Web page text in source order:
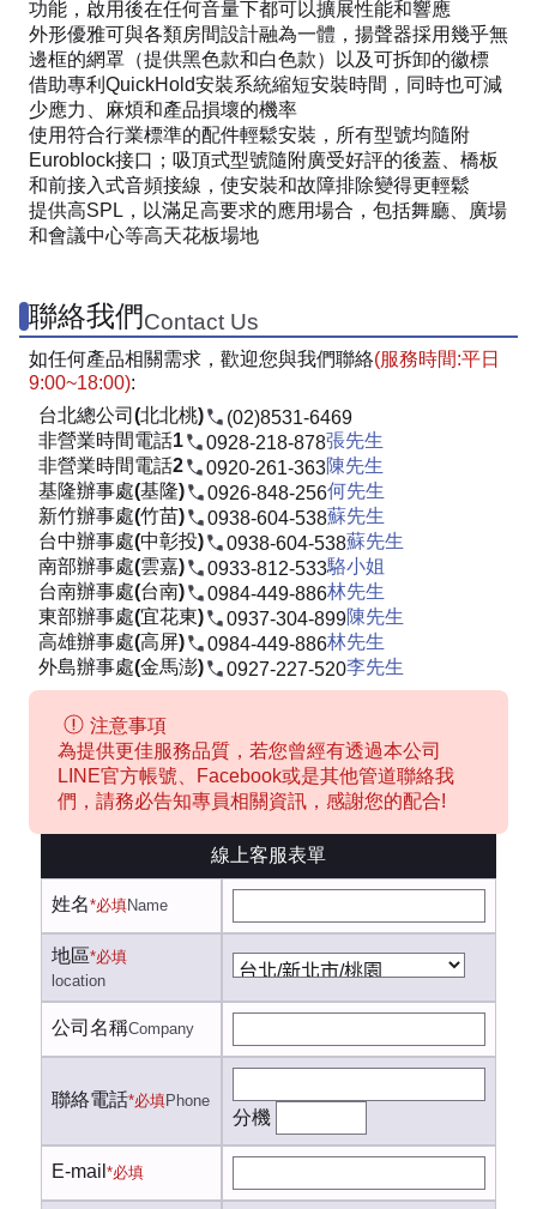
功能，啟用後在任何音量下都可以擴展性能和響應
外形優雅可與各類房間設計融為一體，揚聲器採用幾乎無
邊框的網罩（提供黑色款和白色款）以及可拆卸的徽標
借助專利QuickHold安裝系統縮短安裝時間，同時也可減
少應力、麻煩和產品損壞的機率
使用符合行業標準的配件輕鬆安裝，所有型號均隨附
Euroblock接口；吸頂式型號隨附廣受好評的後蓋、橋板
和前接入式音頻接線，使安裝和故障排除變得更輕鬆
提供高SPL，以滿足高要求的應用場合，包括舞廳、廣場
和會議中心等高天花板場地
聯絡我們Contact Us
如任何產品相關需求，歡迎您與我們聯絡(服務時間:平日
9:00~18:00):
台北總公司(北北桃)
(02)8531-6469
非營業時間電話1
0928-218-878張先生
非營業時間電話2
0920-261-363陳先生
基隆辦事處(基隆)
0926-848-256何先生
新竹辦事處(竹苗)
0938-604-538蘇先生
台中辦事處(中彰投)
0938-604-538蘇先生
南部辦事處(雲嘉)
0933-812-533駱小姐
台南辦事處(台南)
0984-449-886林先生
東部辦事處(宜花東)
0937-304-899陳先生
高雄辦事處(高屏)
0984-449-886林先生
外島辦事處(金馬澎)
0927-227-520李先生
注意事項
為提供更佳服務品質，若您曾經有透過本公司
LINE官方帳號、Facebook或是其他管道聯絡我
們，請務必告知專員相關資訊，感謝您的配合!
線上客服表單
姓名*必填Name
地區*必填
location
公司名稱Company
聯絡電話*必填Phone
分機
E-mail *必填